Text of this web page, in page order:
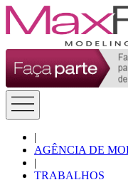
|
AGÊNCIA DE
|
TRABALHOS